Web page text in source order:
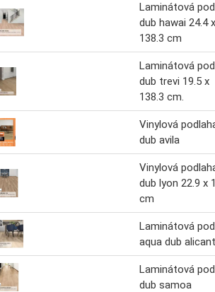
Laminátová
dub hawai 24.4 x
138.3 cm
Laminátová
dub trevi 19.5 x
138.3 cm.
Vinylová
dub avila
Vinylová
dub lyon 22.9 x
cm
Laminátová
aqua dub
Laminátová
dub samoa